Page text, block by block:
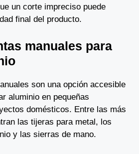
un corte impreciso puede
final del producto.
manuales para
son una opción accesible
aluminio en pequeñas
domésticos. Entre las más
las tijeras para metal, los
y las sierras de mano.